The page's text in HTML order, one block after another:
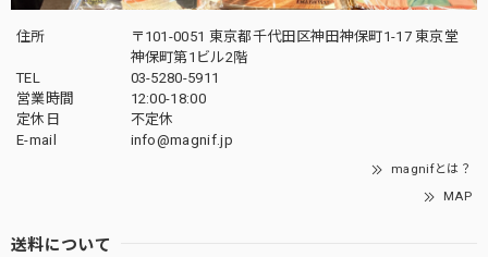
住所
〒101-0051 東京都千代田区神田神保町1-17 東京堂
神保町第1ビル2階
TEL
03-5280-5911
営業時間
12:00-18:00
定休日
不定休
E-mail
info@magnif.jp
magnifとは？
MAP
送料について